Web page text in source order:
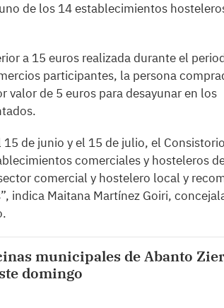
de los 14 establecimientos
a 15 euros realizada durante el
participantes, la persona
valor de 5 euros para desayunar en los
de junio y el 15 de julio, el
comerciales y hosteleros
comercial y hostelero local y
indica Maitana Martínez Goiri,
municipales de Abanto
domingo